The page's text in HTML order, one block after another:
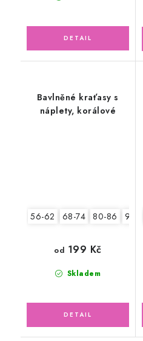
Bavlněné kraťasy s
náplety, korálové
56-62 68-74 80-86 92-
Skladem
od 199 Kč